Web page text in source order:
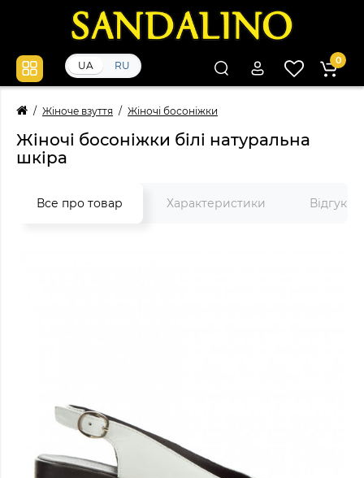
UA RU 0
Жіноче взуття Жіночі босоніжки
Жіночі босоніжки білі натуральна
шкіра
Все про товар Характеристики Відгуки